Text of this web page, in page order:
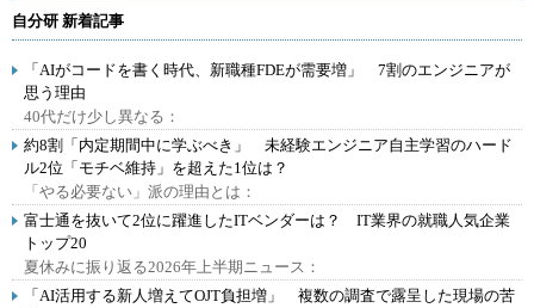
自分研 新着記事
「AIがコードを書く時代、新職種FDEが需要増」 7割のエンジニアが
思う理由
40代だけ少し異なる：
約8割「内定期間中に学ぶべき」 未経験エンジニア自主学習のハード
ル2位「モチベ維持」を超えた1位は？
「やる必要ない」派の理由とは：
富士通を抜いて2位に躍進したITベンダーは？ IT業界の就職人気企業
トップ20
夏休みに振り返る2026年上半期ニュース：
「AI活用する新人増えてOJT負担増」 複数の調査で露呈した現場の苦